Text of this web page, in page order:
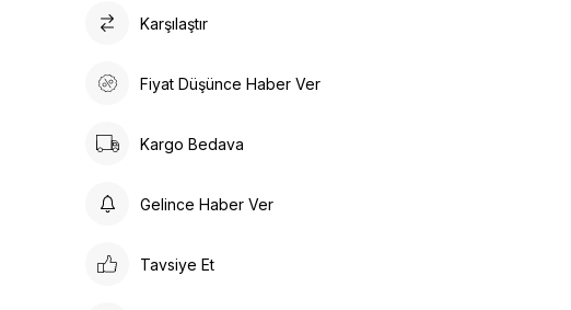
Karşılaştır
Fiyat Düşünce Haber Ver
Kargo Bedava
Gelince Haber Ver
Tavsiye Et